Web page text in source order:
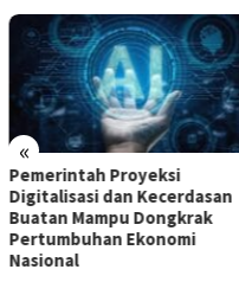
«
Pemerintah Proyeksi
Digitalisasi dan Kecerdasan
Buatan Mampu Dongkrak
Pertumbuhan Ekonomi
Nasional